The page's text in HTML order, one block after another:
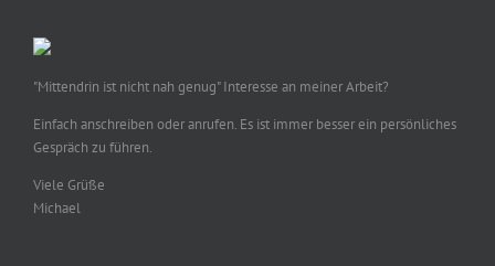
"Mittendrin ist nicht nah genug" Interesse an meiner Arbeit?
Einfach anschreiben oder anrufen. Es ist immer besser ein persönliches
Gespräch zu führen.
Viele Grüße
Michael